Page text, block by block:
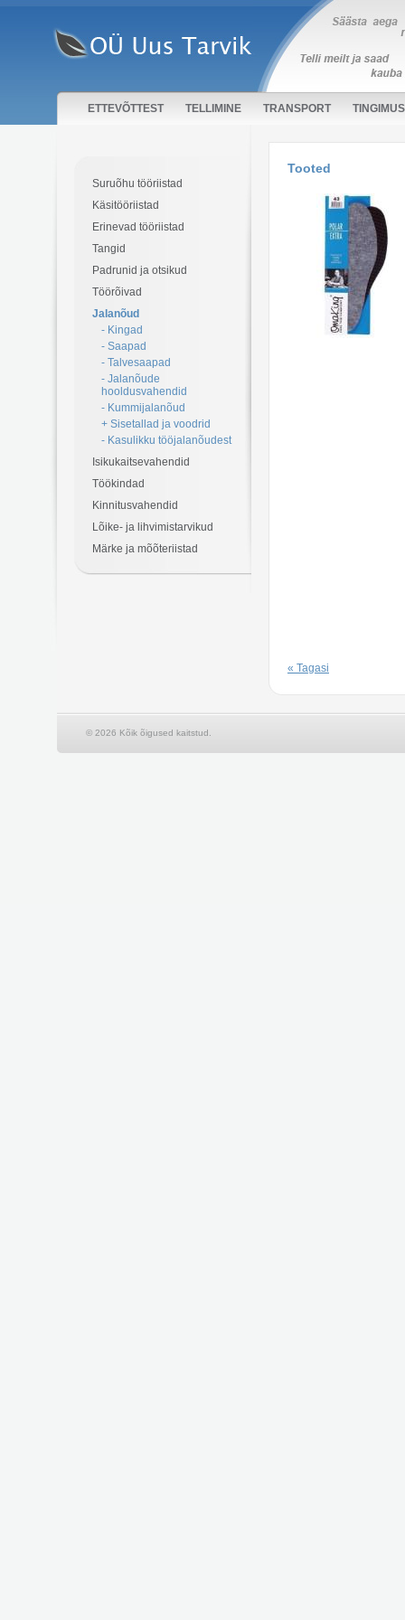
ETTEVÕTTEST TELLIMINE TRANSPORT
Suruõhu tööriistad
Käsitööriistad
Erinevad tööriistad
Tangid
Padrunid ja otsikud
Töörõivad
Jalanõud
- Kingad
- Saapad
- Talvesaapad
- Jalanõude
hooldusvahendid
- Kummijalanõud
+ Sisetallad ja voodrid
- Kasulikku tööjalanõudest
Isikukaitsevahendid
Töökindad
Kinnitusvahendid
Lõike- ja lihvimistarvikud
Märke ja mõõteriistad
Tooted
« Tagasi
© 2026 Kõik õigused kaitstud.